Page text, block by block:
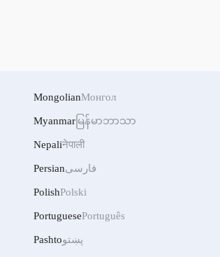
MongolianМонгол
Myanmar မြန်မာဘာသာ
Nepaliनेपाली
Persianفارسی
PolishPolski
PortuguesePortuguês
Pashtoپښتو